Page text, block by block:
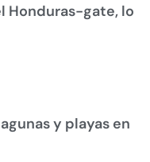
Honduras-gate, lo
y playas en